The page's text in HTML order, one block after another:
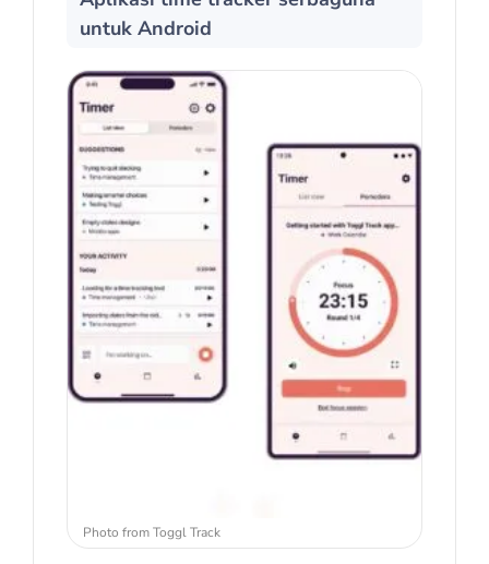
untuk Android
Photo from Toggl Track